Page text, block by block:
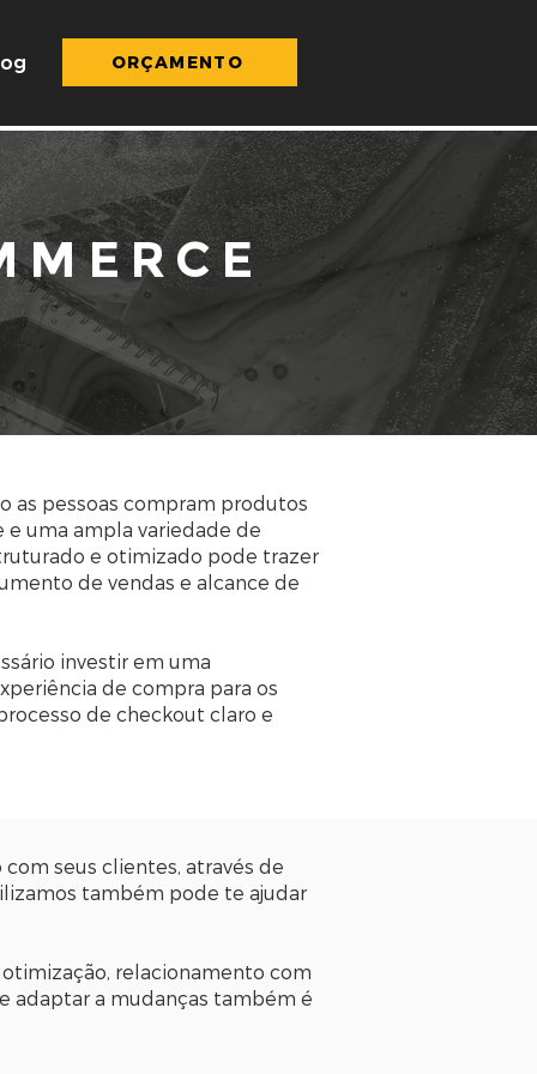
Orçamento
ORÇAMENTO
as pessoas compram produtos
uma ampla variedade de
e otimizado pode trazer
de vendas e alcance de
investir em uma
de compra para os
de checkout claro e
seus clientes, através de
também pode te ajudar
relacionamento com
adaptar a mudanças também é